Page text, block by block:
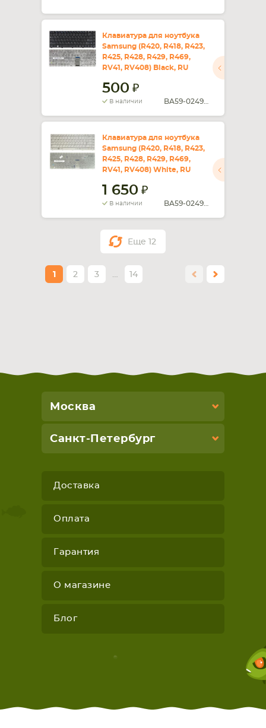
Клавиатура для ноутбука
Samsung (R420, R418, R423,
R425, R428, R429, R469,
RV41, RV408) Black, RU
500
В наличии
Клавиатура для ноутбука
Samsung (R420, R418, R423,
R425, R428, R429, R469,
RV41, RV408) White, RU
1 650
В наличии
Еще 12
1 2 3 … 14
Москва
Санкт-Петербург
Доставка
Оплата
Гарантия
О магазине
Блог